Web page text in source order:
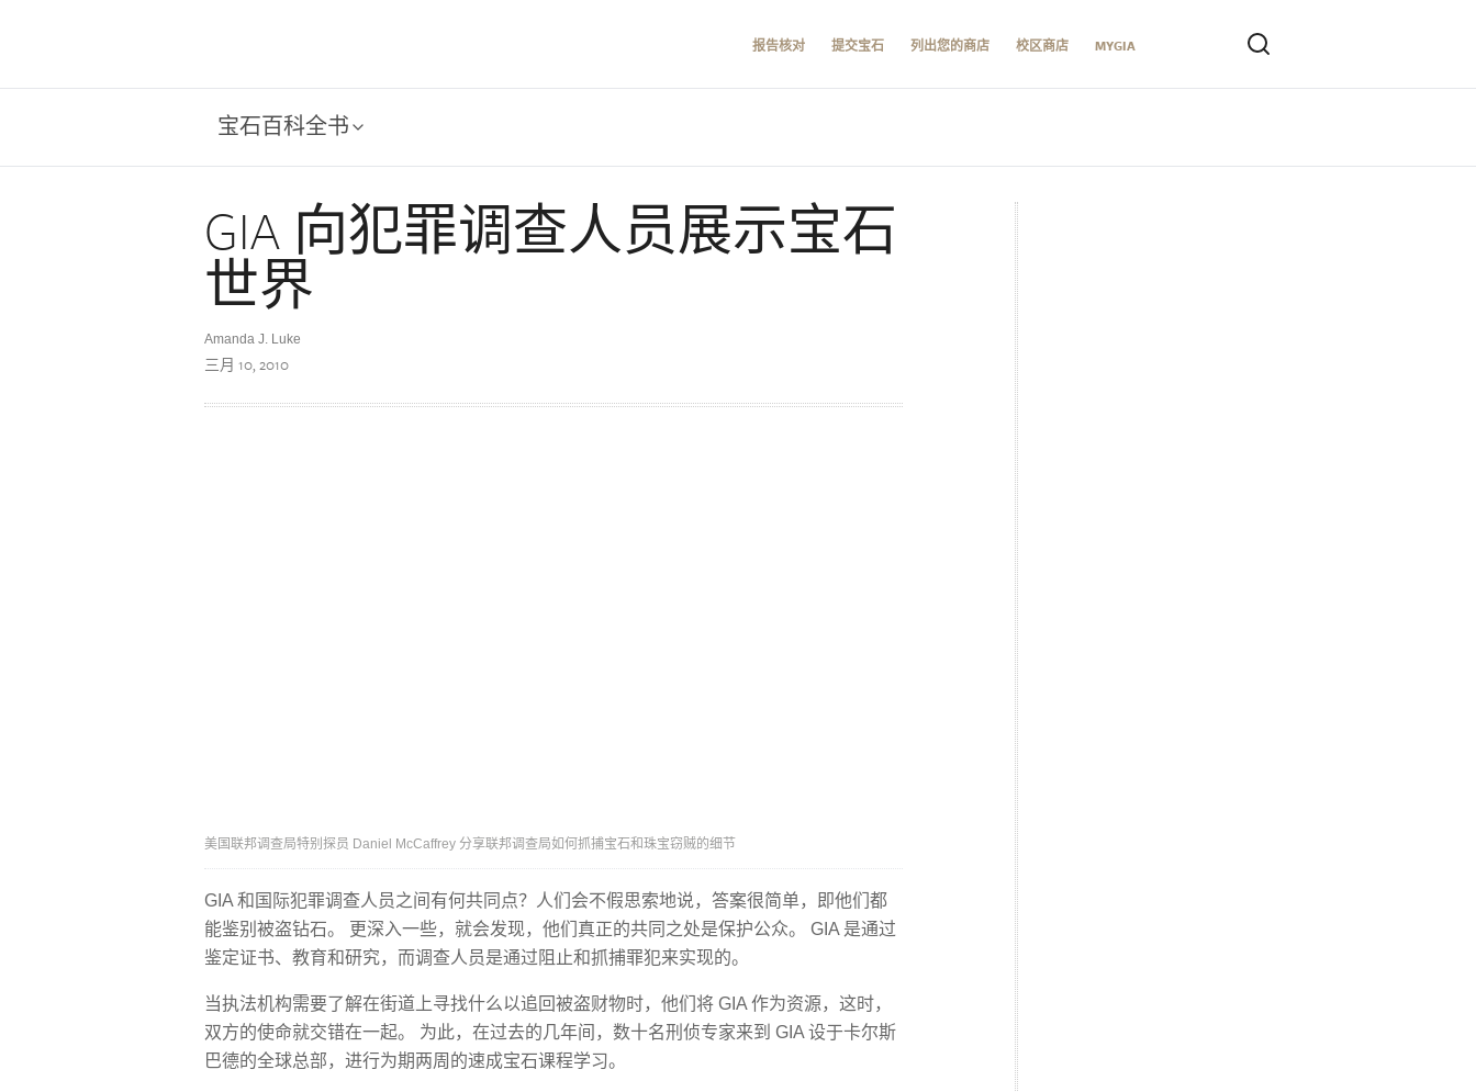
报告核对 提交宝石 列出您的商店 校区商店 MYGIA
宝石百科全书
GIA 向犯罪调查人员展示宝石
世界
Amanda J. Luke
三月 10, 2010
美国联邦调查局特别探员 Daniel McCaffrey 分享联邦调查局如何抓捕宝石和珠宝窃贼的细节
GIA 和国际犯罪调查人员之间有何共同点？人们会不假思索地说，答案很简单，即他们都
能鉴别被盗钻石。 更深入一些，就会发现，他们真正的共同之处是保护公众。 GIA 是通过
鉴定证书、教育和研究，而调查人员是通过阻止和抓捕罪犯来实现的。
当执法机构需要了解在街道上寻找什么以追回被盗财物时，他们将 GIA 作为资源，这时，
双方的使命就交错在一起。 为此，在过去的几年间，数十名刑侦专家来到 GIA 设于卡尔斯
巴德的全球总部，进行为期两周的速成宝石课程学习。